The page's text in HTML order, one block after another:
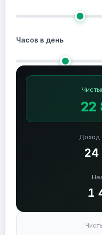
Часов в день
Доход
24
1
22